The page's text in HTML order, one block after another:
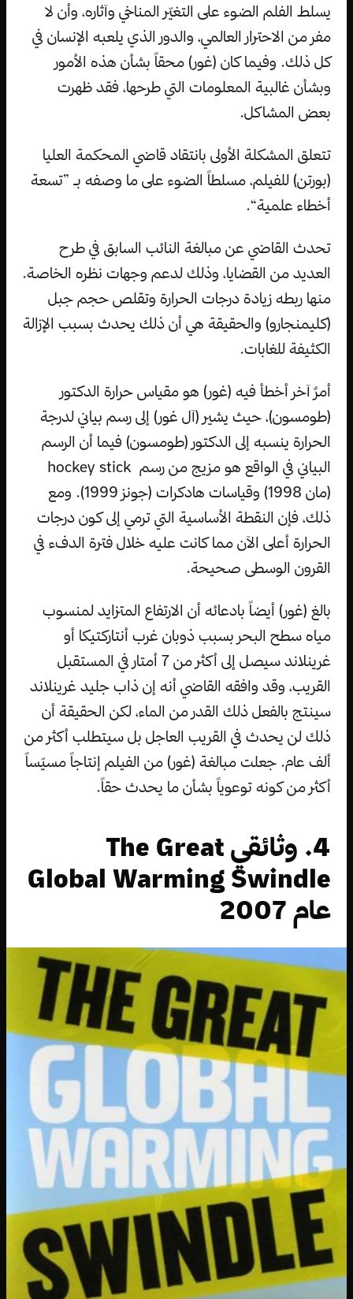
يسلط الفلم الضوء على التغيّر المناخي وآثاره، وأن لا
مفر من الاحترار العالمي، والدور الذي يلعبه الإنسان في
كل ذلك. وفيما كان (غور) محقاً بشأن هذه الأمور
وبشأن غالبية المعلومات التي طرحها، فقد ظهرت
بعض المشاكل.
تتعلق المشكلة الأولى بانتقاد قاضي المحكمة العليا
(بورتن) للفيلم، مسلطاً الضوء على ما وصفه بـ ”تسعة
أخطاء علمية“.
تحدث القاضي عن مبالغة النائب السابق في طرح
العديد من القضايا، وذلك لدعم وجهات نظره الخاصة.
منها ربطه زيادة درجات الحرارة وتقلص حجم جبل
(كليمنجارو) والحقيقة هي أن ذلك يحدث بسبب الإزالة
الكثيفة للغابات.
أمرٌ آخر أخطأ فيه (غور) هو مقياس حرارة الدكتور
(طومسون)، حيث يشير (آل غور) إلى رسم بياني لدرجة
الحرارة ينسبه إلى الدكتور (طومسون) فيما أن الرسم
البياني في الواقع هو مزيج من رسم hockey stick
(مان 1998) وقياسات هادكرات (جونز 1999). ومع
ذلك، فإن النقطة الأساسية التي ترمي إلى كون درجات
الحرارة أعلى الآن مما كانت عليه خلال فترة الدفء في
القرون الوسطى صحيحة.
بالغ (غور) أيضاً بادعائه أن الارتفاع المتزايد لمنسوب
مياه سطح البحر بسبب ذوبان غرب أنتاركتيكا أو
غرينلاند سيصل إلى أكثر من 7 أمتار في المستقبل
القريب، وقد وافقه القاضي أنه إن ذاب جليد غرينلاند
سينتج بالفعل ذلك القدر من الماء، لكن الحقيقة أن
ذلك لن يحدث في القريب العاجل بل سيتطلب أكثر من
ألف عام. جعلت مبالغة (غور) من الفيلم إنتاجاً مسيّساً
أكثر من كونه توعوياً بشأن ما يحدث حقاً.
4. وثائقي The Great
Global Warming Swindle
عام 2007